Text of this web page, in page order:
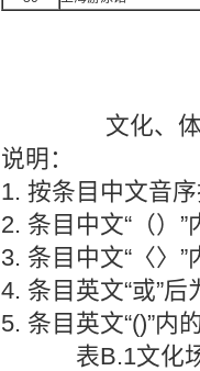
文化、
说明：
1. 按条目中文音
2. 条目中文“（）
3. 条目中文“〈〉
4. 条目英文“或”
5. 条目英文“()”内
表B.1文化